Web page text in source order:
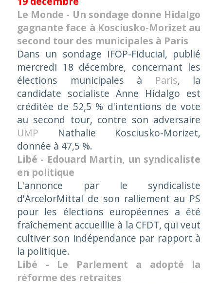
Le Monde - Un sondage donne Hidalgo
gagnante face à Kosciusko-Morizet au
second tour des municipales à Paris
Dans un sondage IFOP-Fiducial, publié
mercredi 18 décembre, concernant les
élections municipales à Paris, la
candidate socialiste Anne Hidalgo est
créditée de 52,5 % d'intentions de vote
au second tour, contre son adversaire
UMP Nathalie Kosciusko-Morizet,
donnée à 47,5 %.
Libé - Edouard Martin, un syndicaliste
en politique
L'annonce par le syndicaliste
d'ArcelorMittal de son ralliement au PS
pour les élections européennes a été
fraîchement accueillie à la CFDT, qui veut
cultiver son indépendance par rapport à
la politique.
Libé - Le Parlement a adopté la
réforme des retraites